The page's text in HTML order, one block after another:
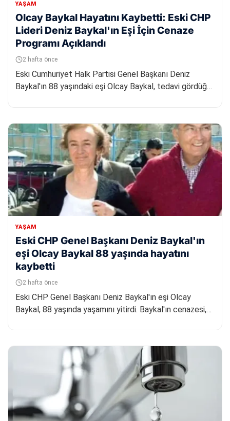
YAŞAM
Olcay Baykal Hayatını Kaybetti: Eski CHP
Lideri Deniz Baykal'ın Eşi İçin Cenaze
Programı Açıklandı
2 hafta önce
Eski Cumhuriyet Halk Partisi Genel Başkanı Deniz
Baykal'ın 88 yaşındaki eşi Olcay Baykal, tedavi gördüğü
YAŞAM
Eski CHP Genel Başkanı Deniz Baykal'ın
eşi Olcay Baykal 88 yaşında hayatını
kaybetti
2 hafta önce
Eski CHP Genel Başkanı Deniz Baykal'ın eşi Olcay
Baykal, 88 yaşında yaşamını yitirdi. Baykal'ın cenazesi,